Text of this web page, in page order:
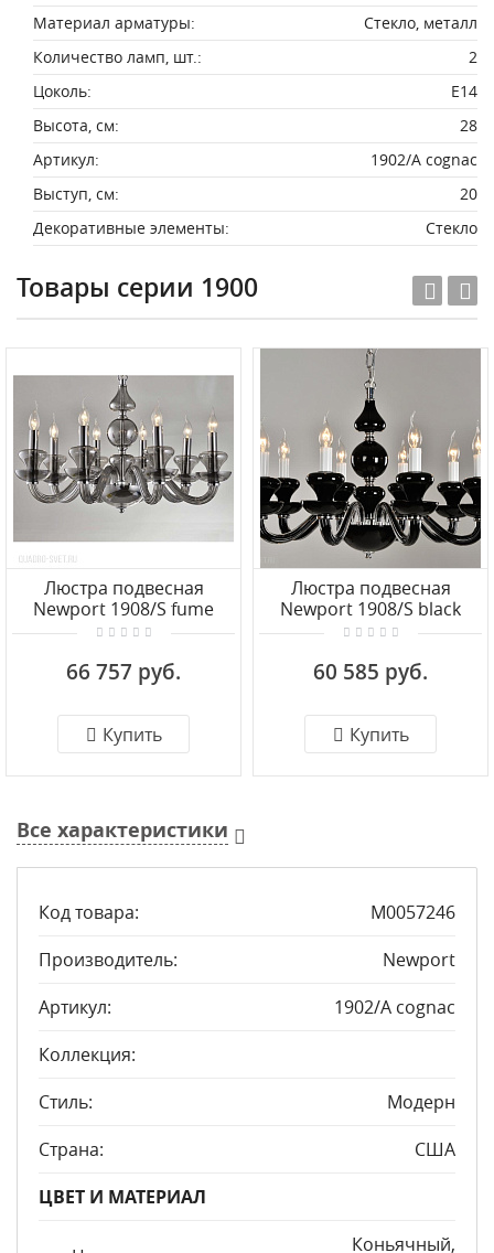
Материал арматуры:
Стекло, металл
Количество ламп, шт.:
2
Цоколь:
E14
Высота, см:
28
Артикул:
1902/A cognac
Выступ, см:
20
Декоративные элементы:
Стекло
Товары серии 1900
Люстра подвесная
Newport 1908/S fume
66 757 руб.
Купить
Люстра подвесная
Newport 1908/S black
60 585 руб.
Купить
Все характеристики
Код товара:
М0057246
Производитель:
Newport
Артикул:
1902/A cognac
Коллекция:
Стиль:
Модерн
Страна:
США
ЦВЕТ И МАТЕРИАЛ
Коньячный,